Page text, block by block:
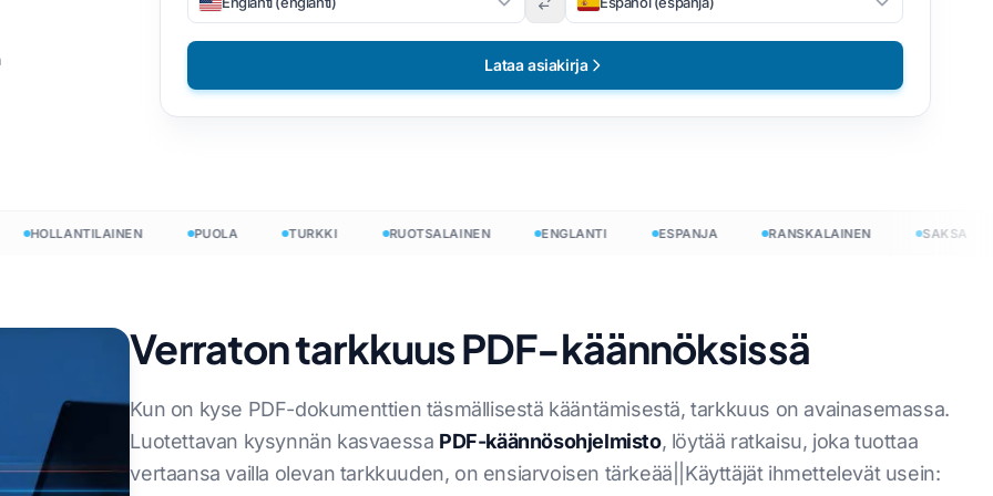
DOCX - TXT
EPUB PDF-tiedostoon
Aloita ilmaiseksi
Filippiiniläinen
Aloita ilmaiseksi
Lataa asiakirja
HOLLANTILAINEN PUOLA TURKKI RUOTSALAINEN ENGLANTI ESPANJA RANSKALAINEN SAKSA
Verraton tarkkuus PDF-käännöksissä
Kun on kyse PDF-dokumenttien täsmällisestä kääntämisestä, tarkkuus on avainasemassa.
Luotettavan kysynnän kasvaessa PDF-käännösohjelmisto, löytää ratkaisu, joka tuottaa
vertaansa vailla olevan tarkkuuden, on ensiarvoisen tärkeää||Käyttäjät ihmettelevät usein: